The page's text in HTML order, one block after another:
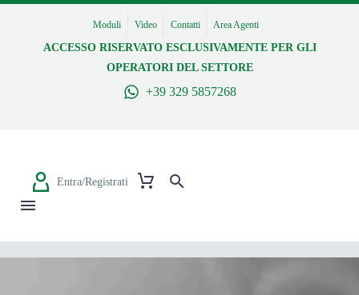
Moduli Video Contatti Area Agenti
ACCESSO RISERVATO ESCLUSIVAMENTE PER GLI
OPERATORI DEL SETTORE
+39 329 5857268
Entra/Registrati